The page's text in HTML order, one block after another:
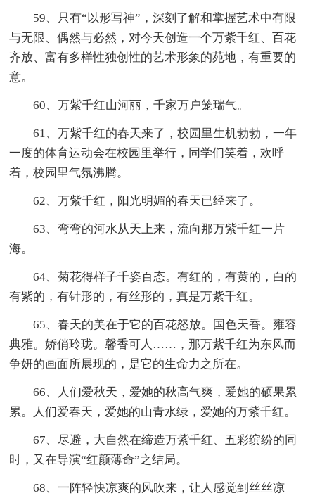
59、只有“以形写神”，深刻了解和掌握艺术中有限
与无限、偶然与必然，对今天创造一个万紫千红、百花
齐放、富有多样性独创性的艺术形象的苑地，有重要的
意。
60、万紫千红山河丽，千家万户笼瑞气。
61、万紫千红的春天来了，校园里生机勃勃，一年
一度的体育运动会在校园里举行，同学们笑着，欢呼
着，校园里气氛沸腾。
62、万紫千红，阳光明媚的春天已经来了。
63、弯弯的河水从天上来，流向那万紫千红一片
海。
64、菊花得样子千姿百态。有红的，有黄的，白的
有紫的，有针形的，有丝形的，真是万紫千红。
65、春天的美在于它的百花怒放。国色天香。雍容
典雅。娇俏玲珑。馨香可人……，那万紫千红为东风而
争妍的画面所展现的，是它的生命力之所在。
66、人们爱秋天，爱她的秋高气爽，爱她的硕果累
累。人们爱春天，爱她的山青水绿，爱她的万紫千红。
67、尽避，大自然在缔造万紫千红、五彩缤纷的同
时，又在导演“红颜薄命”之结局。
68、一阵轻快凉爽的风吹来，让人感觉到丝丝凉